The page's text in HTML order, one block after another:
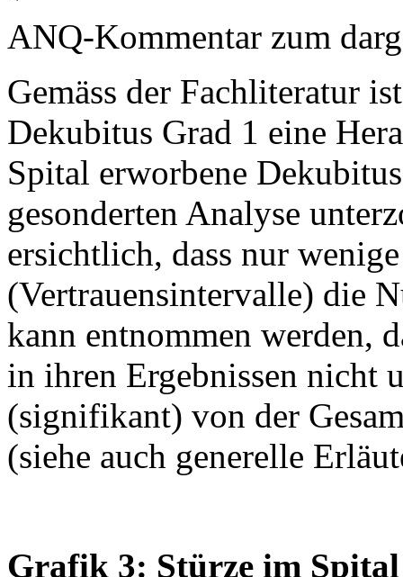
ANQ-Kommentar zum
Gemäss der Fachliteratur
Dekubitus Grad 1 eine
Spital erworbene
gesonderten Analyse
ersichtlich, dass nur
(Vertrauensintervalle) die
kann entnommen werden,
in ihren Ergebnissen nicht
(signifikant) von der
(siehe auch generelle
Grafik 3: Stürze im Spital